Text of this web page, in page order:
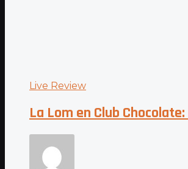
Live Review
La Lom en Club